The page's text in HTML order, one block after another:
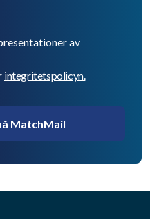
av
integritetspolicyn.
MatchMail